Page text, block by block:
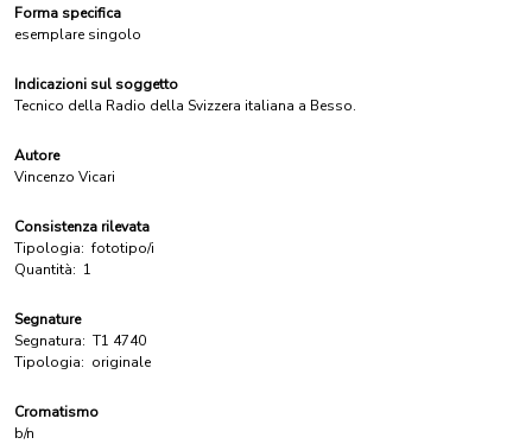
Forma specifica
esemplare singolo
Indicazioni sul soggetto
Tecnico della Radio della Svizzera italiana a Besso.
Autore
Vincenzo Vicari
Consistenza rilevata
Tipologia: fototipo/i
Quantità: 1
Segnature
Segnatura: T1 4740
Tipologia: originale
Cromatismo
b/n